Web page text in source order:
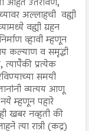
अल्लाहची वह्यी
वह्यी ग्रहन
व्हावी म्हणून
कल्याण व समृद्धी
प्रत्येक
समयी
व्यत्यय आणू
म्हणून पहारे
खबर नव्हती की
त्या रात्री (कद्र)